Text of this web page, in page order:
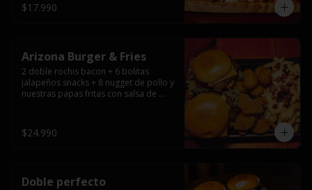
$17.990
Arizona Burger & Fries
2 doble rochis bacon + 6 bolitas
jalapeños snacks + 8 nugget de pollo y
nuestras papas fritas con salsa de
$24.990
Doble perfecto